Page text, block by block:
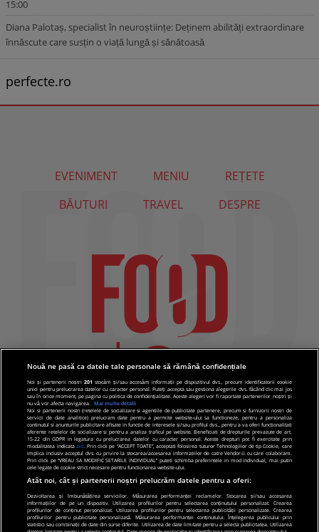
15:00
Diana Palotaș, specialist în neuroștiințe: Deținem abilități extraordinare
înnăscute care susțin o viață lungă și sănătoasă
perfecte.ro
EVENIMENT MENIU
REȚETE
BĂUTURI
TRAVEL DESPRE
© 2019 PRO TV S.R.L |Politica de Cookie|Politica
de confidentialitate
Nouă ne pasă ca datele tale personale să rămână confidențiale
Noi și partenerii noștri201 stocăm și/sau accesăm informații pe dispozitivul dvs., precum identificatorii cookie
unici pentru prelucrarea datelor cu caracter personal. Puteți accepta sau gestiona alegerile dvs. făcând clic mai jos
sau în orice moment, pe pagina cu politica de confidențialitate. Aceste alegeri vor fi raportate partenerilor noștri și
nu vă vor afecta navigarea.
Mai multe detalii
Noi si partenerii nostri (retelele de socializare si agentiile de publicitate partenere, precum si furnizorii nostri de
servicii de date analitice) prelucram date pentru a permite website-ului sa functioneze, pentru a personaliza
continutul si anunturile publicitare afisate in functie de interesele si/sau profilul dvs., pentru a va oferi functionalitati
aferente retelelor de socializare si pentru a analiza traficul pe website. Beneficiati de drepturile prevazute de art.
15-22 din GDPR in legatura cu prelucrarea datelor cu caracter personal. Aceste drepturi pot fi exercitate prin
modalitatea indicata aici. Prin click pe “ACCEPT TOATE”, acceptati folosirea tuturor Tehnologiilor de tip Cookie, care
implica inclusiv acceptul dvs. cu privire la stocarea/accesarea informatiilor de catre Vendor-ii cu care colaboram.
Prin click pe “VREAU SA MODIFIC SETARILE INDIVIDUAL” puteti schimba preferintele in mod individual, mai putin
cele legate de cookie strict necesare pentru functionarea website-ului.
Atât noi, cât și partenerii noștri prelucrăm datele pentru a oferi:
Dezvoltarea și îmbunătățirea serviciilor. Măsurarea performanței reclamelor. Stocarea și/sau accesarea
informațiilor de pe un dispozitiv. Utilizarea profilurilor pentru selectarea conținutului personalizat. Crearea
profilurilor de conținut personalizat. Utilizarea profilurilor pentru selectarea publicității personalizate. Crearea
profilurilor pentru publicitate personalizată. Măsurarea performanței conținutului. Înțelegerea publicului prin
statistici sau combinații de date din surse diferite. Utilizarea de date limitate pentru a selecta publicitatea. Utilizarea